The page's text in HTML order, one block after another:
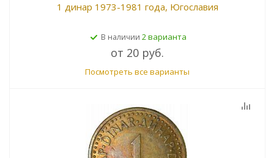
1 динар 1973-1981 года, Югославия
В наличии 2 варианта
от 20 руб.
Посмотреть все варианты